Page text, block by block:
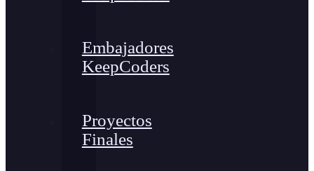
Embajadores
KeepCoders
Proyectos
Finales